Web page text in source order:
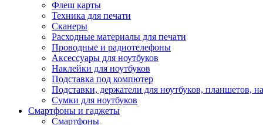
Флеш карты
Техника для печати
Сканеры
Расходные материалы для печати
Проводные и радиотелефоны
Аксессуары для ноутбуков
Наклейки для ноутбуков
Подставка под компютер
Подставки, держатели для ноутбуков, планшетов,
Сумки для ноутбуков
Смартфоны и гаджеты
Смартфоны